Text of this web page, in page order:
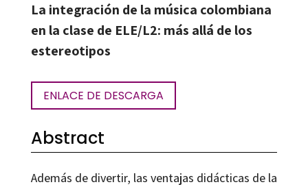
La integración de la música colombiana
en la clase de ELE/L2: más allá de los
estereotipos
ENLACE DE DESCARGA
Abstract
Además de divertir, las ventajas didácticas de la